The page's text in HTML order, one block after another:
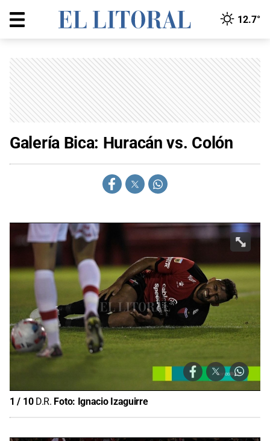
12.7°
Galería Bica: Huracán vs. Colón
1 / 10 D.R. Foto: Ignacio Izaguirre